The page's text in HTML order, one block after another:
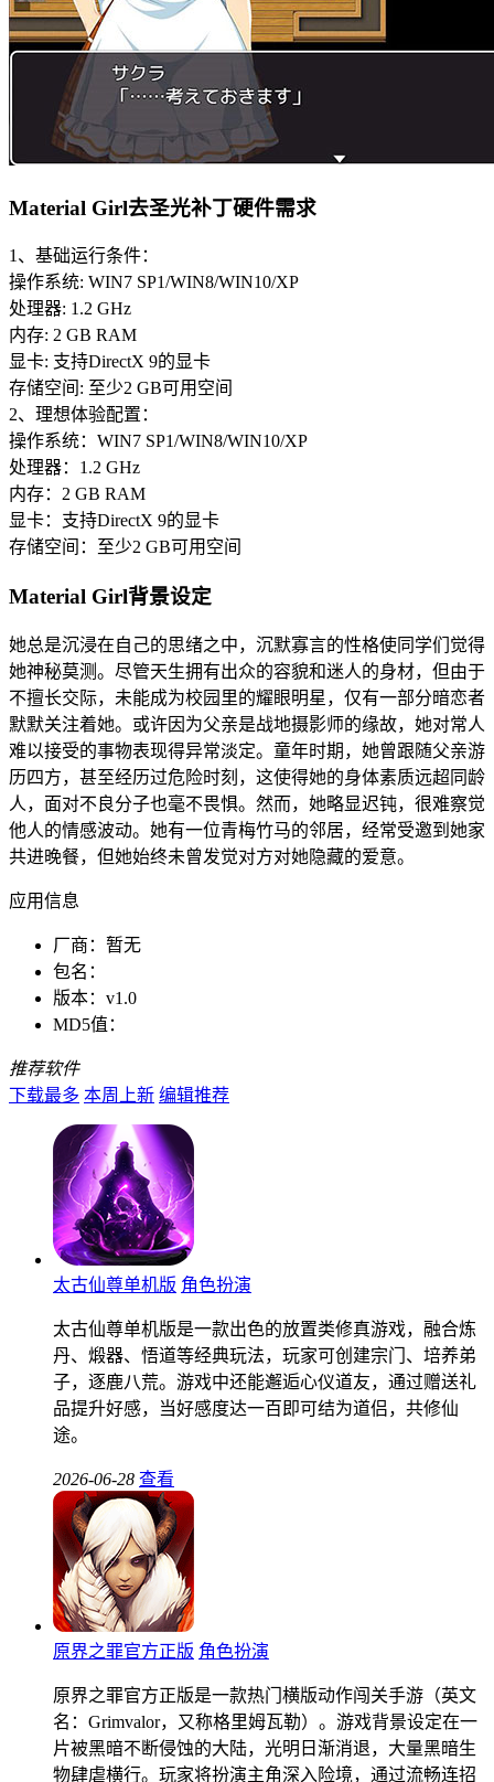
Material Girl去圣光补丁硬件需求
1、基础运行条件：
操作系统: WIN7 SP1/WIN8/WIN10/XP
处理器: 1.2 GHz
内存: 2 GB RAM
显卡: 支持DirectX 9的显卡
存储空间: 至少2 GB可用空间
2、理想体验配置：
操作系统：WIN7 SP1/WIN8/WIN10/XP
处理器：1.2 GHz
内存：2 GB RAM
显卡：支持DirectX 9的显卡
存储空间：至少2 GB可用空间
Material Girl背景设定
她总是沉浸在自己的思绪之中，沉默寡言的性格使同学们觉得
她神秘莫测。尽管天生拥有出众的容貌和迷人的身材，但由于
不擅长交际，未能成为校园里的耀眼明星，仅有一部分暗恋者
默默关注着她。或许因为父亲是战地摄影师的缘故，她对常人
难以接受的事物表现得异常淡定。童年时期，她曾跟随父亲游
历四方，甚至经历过危险时刻，这使得她的身体素质远超同龄
人，面对不良分子也毫不畏惧。然而，她略显迟钝，很难察觉
他人的情感波动。她有一位青梅竹马的邻居，经常受邀到她家
共进晚餐，但她始终未曾发觉对方对她隐藏的爱意。
应用信息
厂商： 暂无
包名：
版本： v1.0
MD5值：
推荐软件
下载最多 本周上新 编辑推荐
太古仙尊单机版 角色扮演
太古仙尊单机版是一款出色的放置类修真游戏，融合炼
丹、煅器、悟道等经典玩法，玩家可创建宗门、培养弟
子，逐鹿八荒。游戏中还能邂逅心仪道友，通过赠送礼
品提升好感，当好感度达一百即可结为道侣，共修仙
途。
2026-06-28 查看
原界之罪官方正版 角色扮演
原界之罪官方正版是一款热门横版动作闯关手游（英文
名：Grimvalor，又称格里姆瓦勒）。游戏背景设定在一
片被黑暗不断侵蚀的大陆，光明日渐消退，大量黑暗生
物肆虐横行。玩家将扮演主角深入险境，通过流畅连招